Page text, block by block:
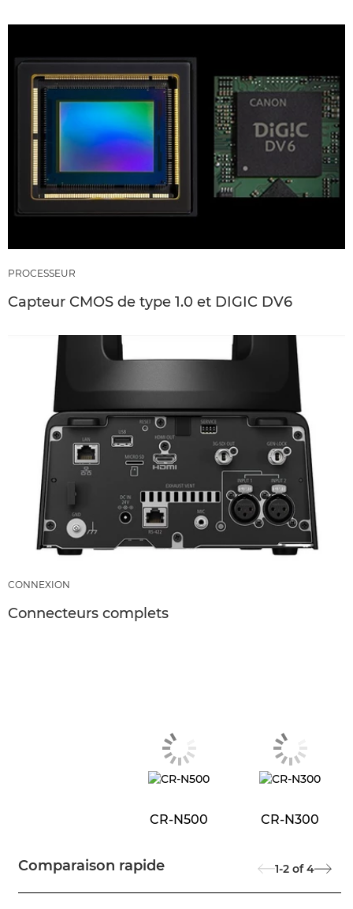
PROCESSEUR
Capteur CMOS de type 1.0 et DIGIC DV6
CONNEXION
Connecteurs complets
Comparaison rapide
CR-N500 CR-N300
1-2 of 4